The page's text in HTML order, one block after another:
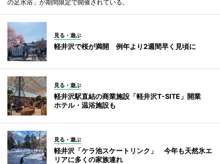
の足水浴」が期間限定で開催されている。
見る・遊ぶ
軽井沢で桜が満開 例年より2週間早く見頃に
見る・遊ぶ
軽井沢駅直結の商業施設「軽井沢T-SITE」開業
ホテル・温浴施設も
見る・遊ぶ
軽井沢「ケラ池スケートリンク」 今年も天然氷エ
リアに多くの家族連れ